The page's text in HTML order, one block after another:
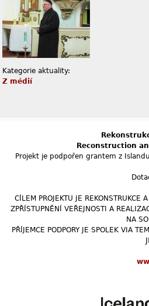
Kategorie aktuality:
Z médií
Reconstruction
Projekt je podpořen grantem z
CÍLEM PROJEKTU JE
ZPŘÍSTUPNĚNÍ VEŘEJNOSTI A
NA
PŘÍJEMCE PODPORY JE SPOLEK VIA